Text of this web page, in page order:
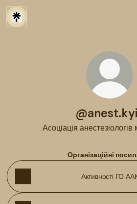
Асоціація анестезіологів
Організаційні
Активності ГО